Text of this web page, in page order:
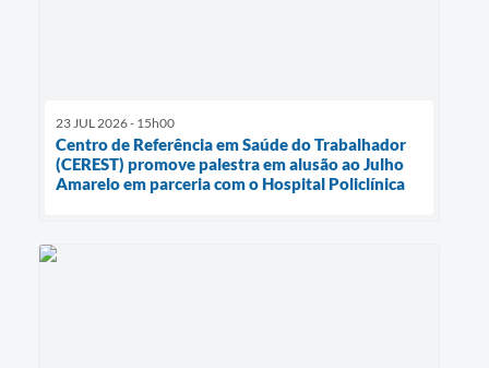
23 JUL 2026 - 15h00
Centro de Referência em Saúde do Trabalhador
(CEREST) promove palestra em alusão ao Julho
Amarelo em parceria com o Hospital Policlínica